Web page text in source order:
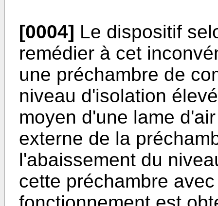
[0004] Le dispositif
remédier à cet
une préchambre de
niveau d'isolation
moyen d'une lame
externe de la
l'abaissement du
cette préchambre